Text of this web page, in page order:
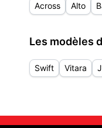
Across Alto
Les modèles
Swift Vitara